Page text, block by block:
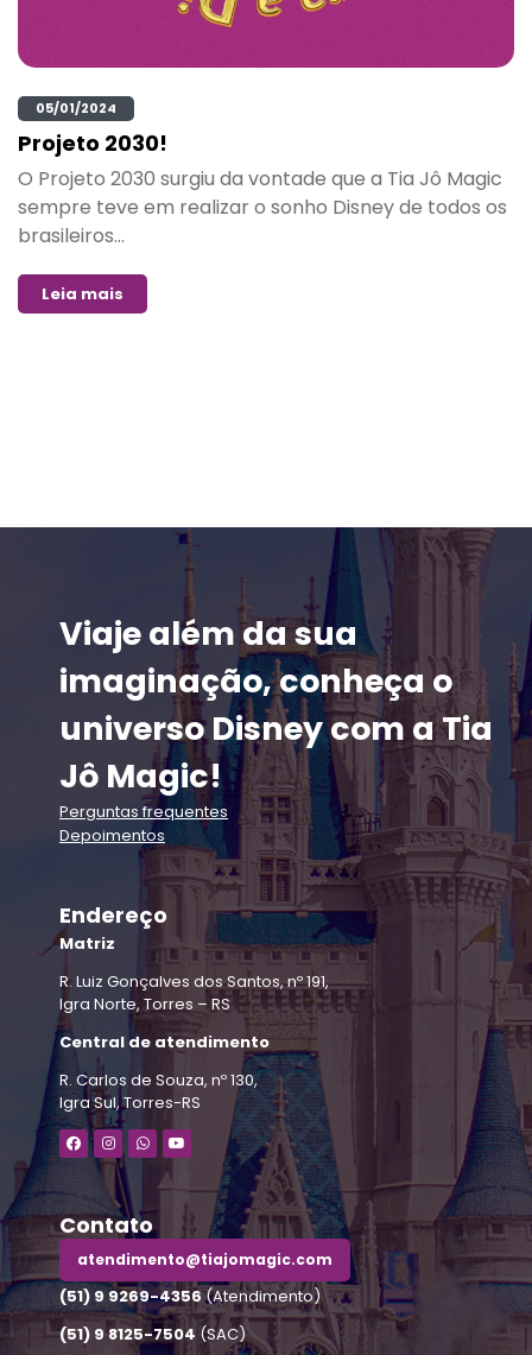
05/01/2024
Projeto 2030!
O Projeto 2030 surgiu da vontade que a Tia Jô Magic
sempre teve em realizar o sonho Disney de todos os
brasileiros...
Leia mais
Viaje além da sua
imaginação, conheça o
universo Disney com a Tia
Jô Magic!
Perguntas frequentes
Depoimentos
Endereço
Matriz
R. Luiz Gonçalves dos Santos, nº 191,
Igra Norte, Torres – RS
Central de atendimento
R. Carlos de Souza, nº 130,
Igra Sul, Torres-RS
Contato
atendimento@tiajomagic.com
(51) 9 9269-4356(Atendimento)
(51) 9 8125-7504 (SAC)